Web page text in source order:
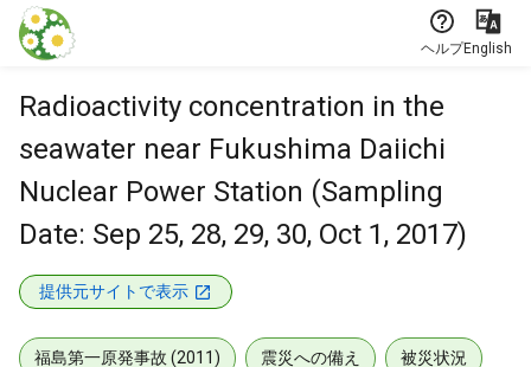
本文に飛ぶ
ヘルプEnglish
Radioactivity concentration in the
seawater near Fukushima Daiichi
Nuclear Power Station (Sampling
Date: Sep 25, 28, 29, 30, Oct 1, 2017)
提供元サイトで表示
福島第一原発事故 (2011) 震災への備え 被災状況